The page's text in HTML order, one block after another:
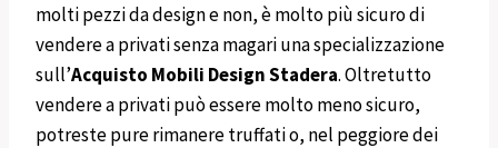
molti pezzi da design e non, è molto più sicuro di
vendere a privati senza magari una specializzazione
sull’Acquisto Mobili DesignStadera. Oltretutto
vendere a privati può essere molto meno sicuro,
potreste pure rimanere truffati o, nel peggiore dei